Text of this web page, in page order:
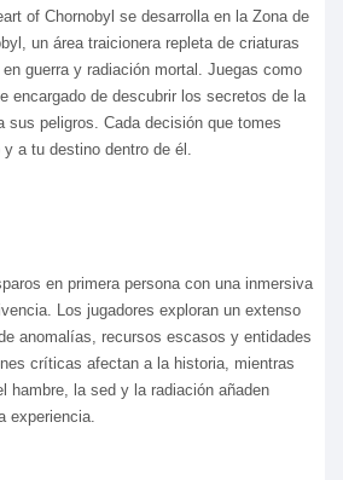
of Chornobyl se desarrolla en la Zona de
un área traicionera repleta de criaturas
guerra y radiación mortal. Juegas como
encargado de descubrir los secretos de la
sus peligros. Cada decisión que tomes
a tu destino dentro de él.
en primera persona con una inmersiva
Los jugadores exploran un extenso
anomalías, recursos escasos y entidades
críticas afectan a la historia, mientras
hambre, la sed y la radiación añaden
experiencia.